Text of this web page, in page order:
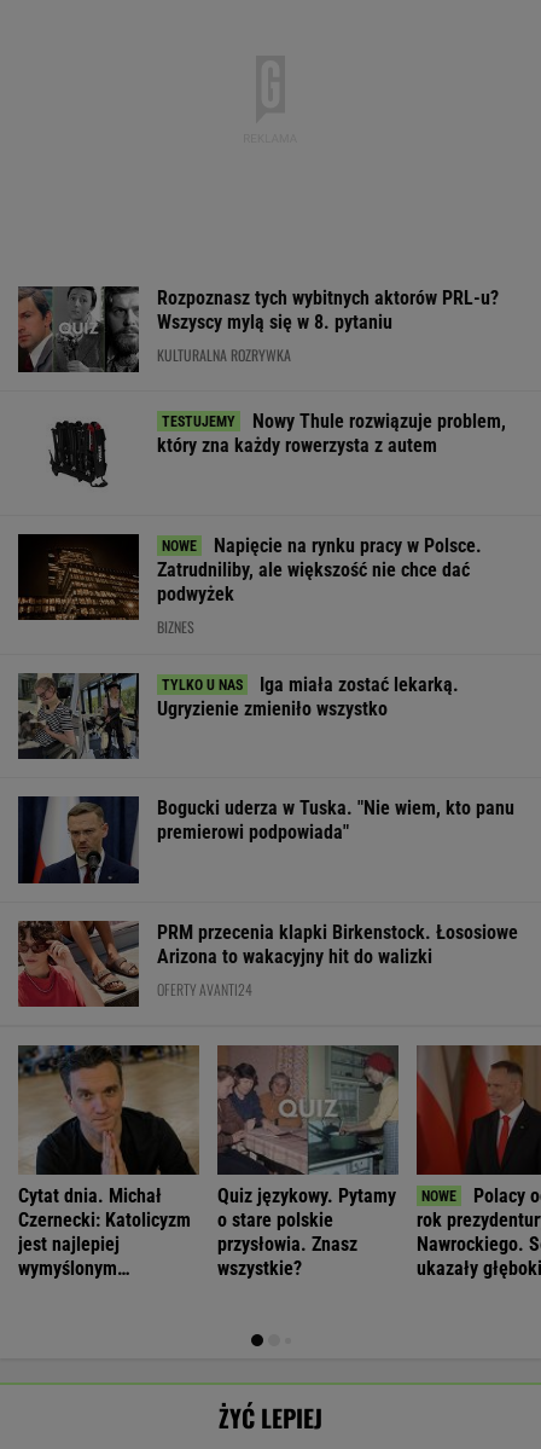
Rozpoznasz tych wybitnych aktorów PRL-u?
Wszyscy mylą się w 8. pytaniu
KULTURALNA ROZRYWKA
Nowy Thule rozwiązuje problem,
który zna każdy rowerzysta z autem
Napięcie na rynku pracy w Polsce.
Zatrudniliby, ale większość nie chce dać
podwyżek
BIZNES
Iga miała zostać lekarką.
Ugryzienie zmieniło wszystko
Bogucki uderza w Tuska. "Nie wiem, kto panu
premierowi podpowiada"
PRM przecenia klapki Birkenstock. Łososiowe
Arizona to wakacyjny hit do walizki
OFERTY AVANTI24
Cytat dnia. Michał
Czernecki: Katolicyzm
jest najlepiej
wymyślonym
Quiz językowy. Pytamy
o stare polskie
przysłowia. Znasz
wszystkie?
Polacy
rok
Nawrockiego.
ukazały
ŻYĆ LEPIEJ